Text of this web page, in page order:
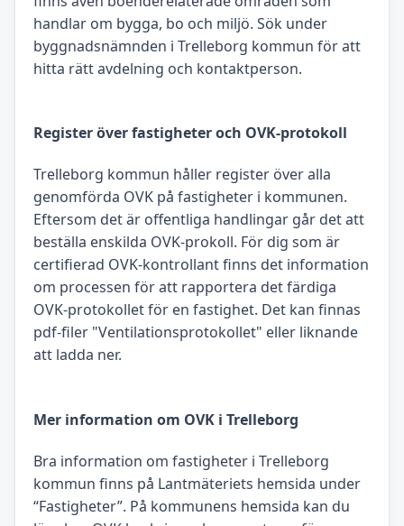
handlar om bygga, bo och miljö. Sök under
byggnadsnämnden i Trelleborg kommun för att
hitta rätt avdelning och kontaktperson.
Register över fastigheter och OVK-protokoll
Trelleborg kommun håller register över alla
genomförda OVK på fastigheter i kommunen.
Eftersom det är offentliga handlingar går det att
beställa enskilda OVK-prokoll. För dig som är
certifierad OVK-kontrollant finns det information
om processen för att rapportera det färdiga
OVK-protokollet för en fastighet. Det kan finnas
pdf-filer "Ventilationsprotokollet" eller liknande
att ladda ner.
Mer information om OVK i Trelleborg
Bra information om fastigheter i Trelleborg
kommun finns på Lantmäteriets hemsida under
“Fastigheter”. På kommunens hemsida kan du